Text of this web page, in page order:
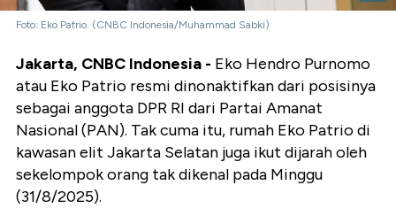
Foto: Eko Patrio. (CNBC Indonesia/Muhammad Sabki)
Jakarta, CNBC Indonesia - Eko Hendro Purnomo
atau Eko Patrio resmi dinonaktifkan dari posisinya
sebagai anggota DPR RI dari Partai Amanat
Nasional (PAN). Tak cuma itu, rumah Eko Patrio di
kawasan elit Jakarta Selatan juga ikut dijarah oleh
sekelompok orang tak dikenal pada Minggu
(31/8/2025).